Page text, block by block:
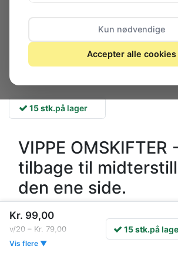
15 stk.på lager
VIPPE
tilbage til
den ene side.
loddeflige, 2 møtrikker og skive.
13.5mm.
Kr. 99,00
v/20 – Kr. 79,00
Vis flere ▼
15 stk.på
Kun nødvendige
Accepter alle cookies